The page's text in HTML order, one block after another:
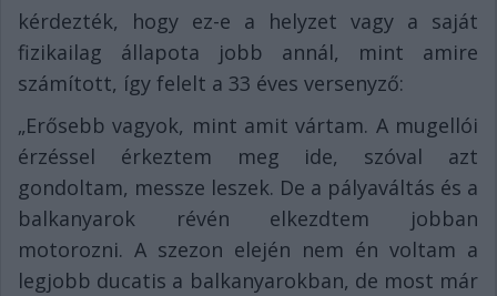
kérdezték, hogy ez-e a helyzet vagy a saját
fizikailag állapota jobb annál, mint amire
számított, így felelt a 33 éves versenyző:
„Erősebb vagyok, mint amit vártam. A mugellói
érzéssel érkeztem meg ide, szóval azt
gondoltam, messze leszek. De a pályaváltás és a
balkanyarok révén elkezdtem jobban
motorozni. A szezon elején nem én voltam a
legjobb ducatis a balkanyarokban, de most már